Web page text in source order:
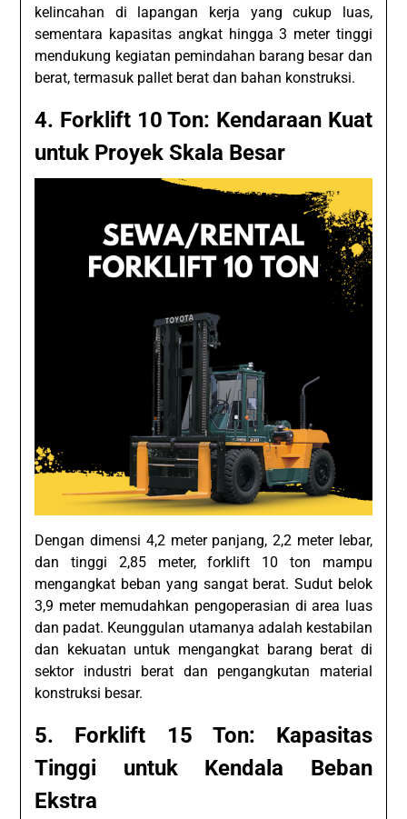
kelincahan di lapangan kerja yang cukup luas,
sementara kapasitas angkat hingga 3 meter tinggi
mendukung kegiatan pemindahan barang besar dan
berat, termasuk pallet berat dan bahan konstruksi.
4. Forklift 10 Ton: Kendaraan Kuat
untuk Proyek Skala Besar
Dengan dimensi 4,2 meter panjang, 2,2 meter lebar,
dan tinggi 2,85 meter, forklift 10 ton mampu
mengangkat beban yang sangat berat. Sudut belok
3,9 meter memudahkan pengoperasian di area luas
dan padat. Keunggulan utamanya adalah kestabilan
dan kekuatan untuk mengangkat barang berat di
sektor industri berat dan pengangkutan material
konstruksi besar.
5. Forklift 15 Ton: Kapasitas
Tinggi untuk Kendala Beban
Ekstra